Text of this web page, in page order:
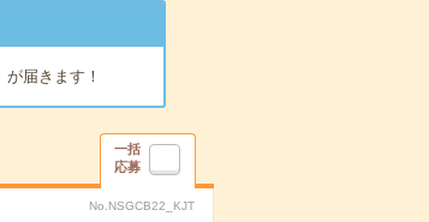
が届きます！
一括
応募
No.NSGCB22_KJT